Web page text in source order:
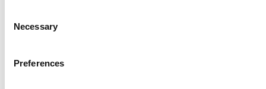
Selection
Necessary
Preferences